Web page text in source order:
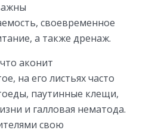
своевременное
а также дренаж.
аконит
на его листьях часто
паутинные клещи,
и галловая нематода.
свою